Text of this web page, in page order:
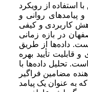
در دوران پاندمی کووید-19 می‌باشد. این تحقیق با استفاده از رویکرد
پیامدهای روانی و
کاربردی و کیفی
در بازه زمانی
است. داده‌ها از طریق
قابلیت تأیید بهره
تحلیل داده‌ها با
مضامین فراگیر
به عنوان یک پیامد